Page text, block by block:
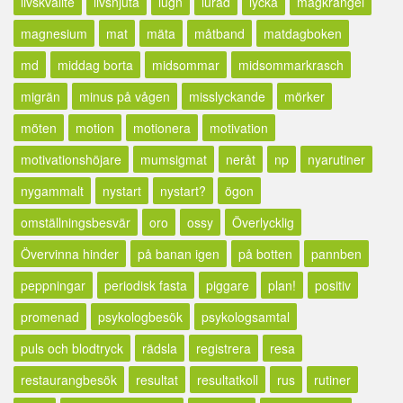
magnesium
mat mäta måtband
matdagboken
md
middag borta midsommar
midsommarkrasch
migrän
minus på vågen misslyckande
mörker
möten
motion motionera
motivation
motivationshöjare
mumsigmat neråt np
nyarutiner
nygammalt
nystart nystart?
ögon
omställningsbesvär
oro ossy
Överlycklig
Övervinna hinder
på banan igen på botten
pannben
peppningar
periodisk fasta piggare plan!
positiv
promenad
psykologbesök
psykologsamtal
puls och blodtryck
rädsla registrera
resa
restaurangbesök
resultat resultatkoll rus
rutiner